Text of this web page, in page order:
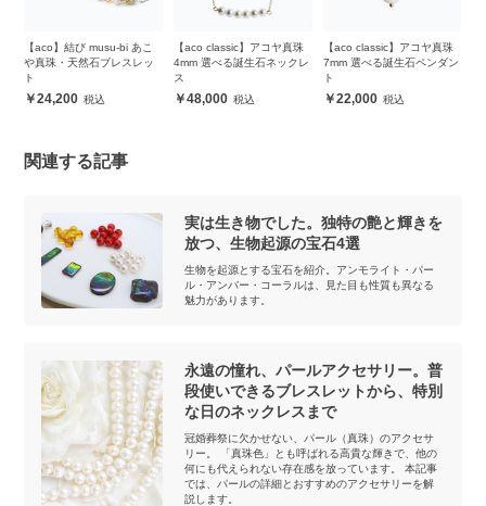
【aco】結び musu-bi あこ
や真珠・天然石ブレスレッ
ト
24,200
【aco classic】アコヤ真珠
4mm 選べる誕生石ネックレ
ス
48,000
【aco classic】アコヤ真珠
7mm 選べる誕生石ペンダン
ト
22,000
関連する記事
実は生き物でした。独特の艶と輝きを
放つ、生物起源の宝石4選
生物を起源とする宝石を紹介。アンモライト・パー
ル・アンバー・コーラルは、見た目も性質も異なる
魅力があります。
永遠の憧れ、パールアクセサリー。普
段使いできるブレスレットから、特別
な日のネックレスまで
冠婚葬祭に欠かせない、パール（真珠）のアクセサ
リー。 「真珠色」とも呼ばれる高貴な輝きで、他の
何にも代えられない存在感を放っています。 本記事
では、パールの詳細とおすすめのアクセサリーを解
説します。